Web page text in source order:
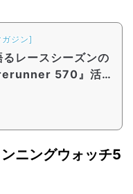
ジン]
レースシーズンの
570』活用
必見のコンディシ
ニングウォッチ5